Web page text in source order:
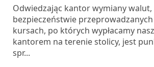
Odwiedzając kantor wymiany
bezpieczeństwie
kursach, po których wypłacamy
kantorem na terenie stolicy, jest
spr...